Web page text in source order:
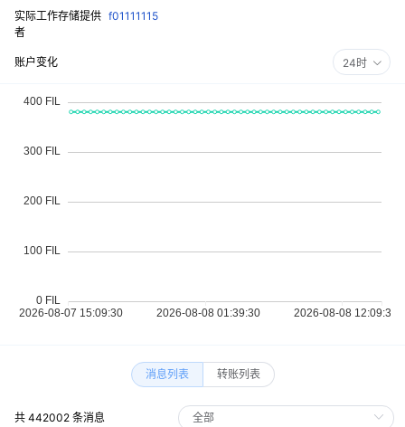
实际工作存储提供
者
f01111115
账户变化 24时
消息列表 转账列表
共 442002 条消息